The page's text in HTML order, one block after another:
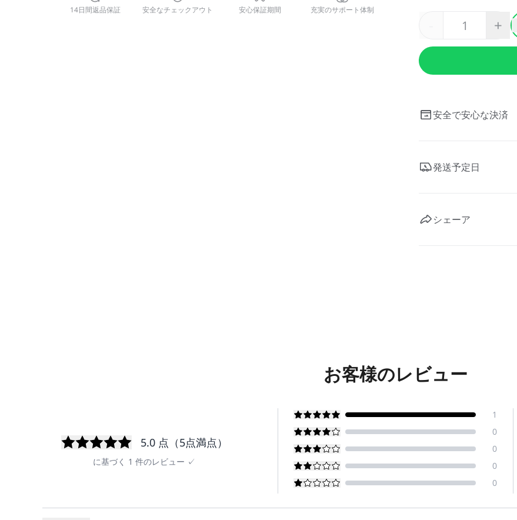
14日間返品保証 安全なチェックアウト 安心保証期間 充実のサポート体制
+
安全で安心な決済
発送予定日
シェーア
お客様のレビュー
5.0 点（5点満点）
に基づく 1 件のレビュー ✓
1
0
0
0
0